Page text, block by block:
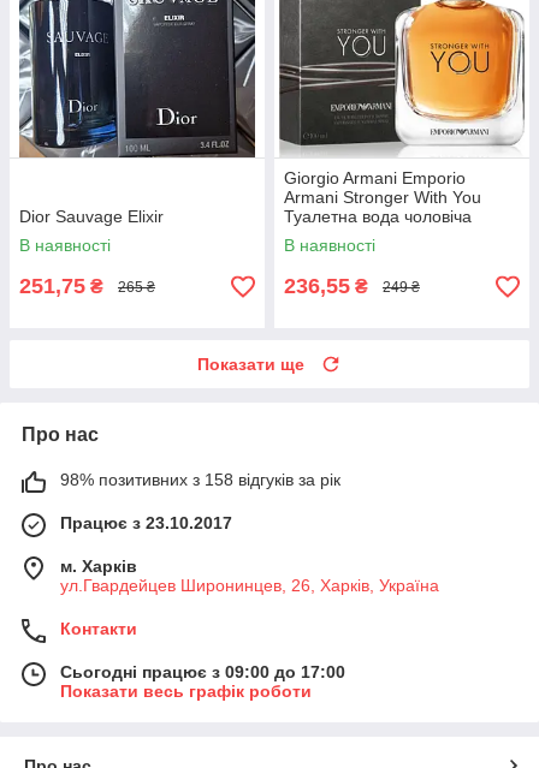
Dior Sauvage Elixir
В наявності
251,75 ₴ 265 ₴
Giorgio Armani Emporio
Armani Stronger With You
Туалетна вода чоловіча
В наявності
236,55 ₴ 249 ₴
Показати ще
Про нас
98% позитивних з 158 відгуків за рік
Працює з 23.10.2017
м. Харків
ул.Гвардейцев Широнинцев, 26, Харків, Україна
Контакти
Сьогодні працює з 09:00 до 17:00
Показати весь графік роботи